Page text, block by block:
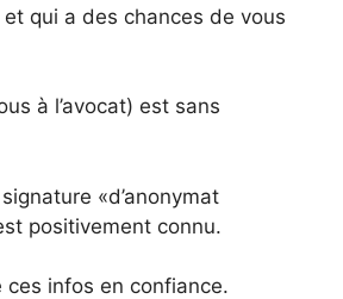
qui a des chances de vous
à l’avocat) est sans
«d’anonymat
positivement connu.
ces infos en confiance.